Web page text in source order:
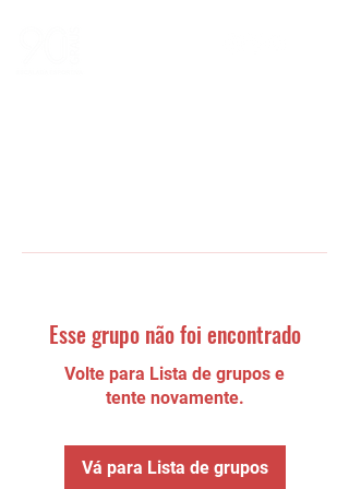
Esse grupo não foi encontrado
Volte para Lista de grupos e
tente novamente.
Vá para Lista de grupos